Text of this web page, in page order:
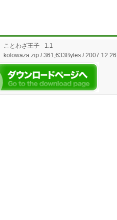
ことわざ王子 1.1
kotowaza.zip / 361,633Bytes / 2007.12.26